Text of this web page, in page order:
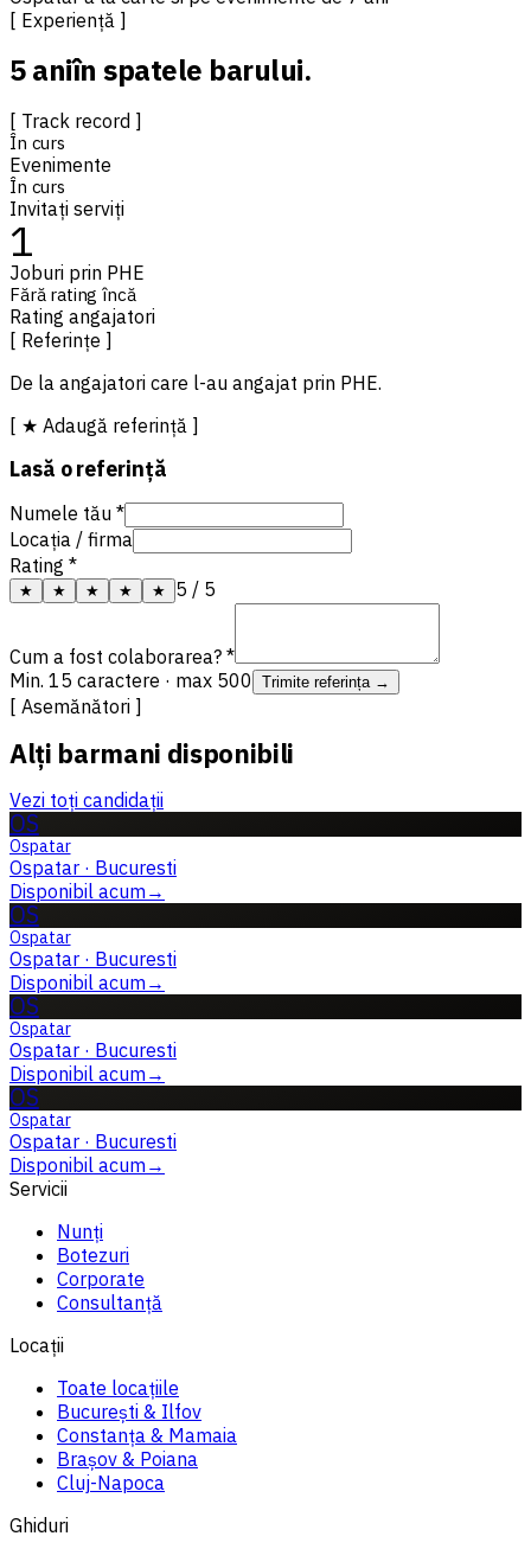
[ Experiență ]
5 aniîn spatele barului.
[ Track record ]
În curs
Evenimente
În curs
Invitați serviți
1
Joburi prin PHE
Fără rating încă
Rating angajatori
[ Referințe ]
De la angajatori care l-au angajat prin PHE.
[ ★ Adaugă referință ]
Lasă o referință
Numele tău *
Locația / firma
Rating *
★ ★ ★ ★ ★ 5 / 5
Cum a fost colaborarea? *
Min. 15 caractere · max 500
Trimite referința →
[ Asemănători ]
Alți barmani disponibili
Vezi toți candidații
OS
Ospatar
Ospatar · Bucuresti
Disponibil acum→
OS
Ospatar
Ospatar · Bucuresti
Disponibil acum→
OS
Ospatar
Ospatar · Bucuresti
Disponibil acum→
OS
Ospatar
Ospatar · Bucuresti
Disponibil acum→
Servicii
Nunți
Botezuri
Corporate
Consultanță
Locații
Toate locațiile
București & Ilfov
Constanța & Mamaia
Brașov & Poiana
Cluj-Napoca
Ghiduri